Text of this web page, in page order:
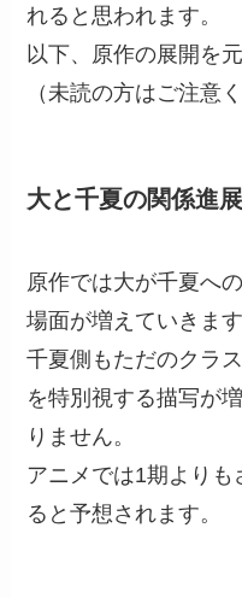
れると思われます。
以下、原作の展開を
（未読の方はご注意
大と千夏の関係進展
原作では大が千夏へ
場面が増えていきます
千夏側もただのクラ
を特別視する描写が
りません。
アニメでは1期よりも
ると予想されます。